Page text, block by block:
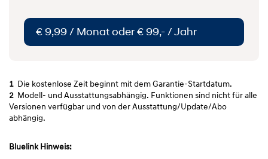
€ 9,99 / Monat oder € 99,- / Jahr
1 Die kostenlose Zeit beginnt mit dem Garantie-Startdatum.
2 Modell- und Ausstattungsabhängig. Funktionen sind nicht für alle
Versionen verfügbar und von der Ausstattung/Update/Abo
abhängig.
Bluelink Hinweis: